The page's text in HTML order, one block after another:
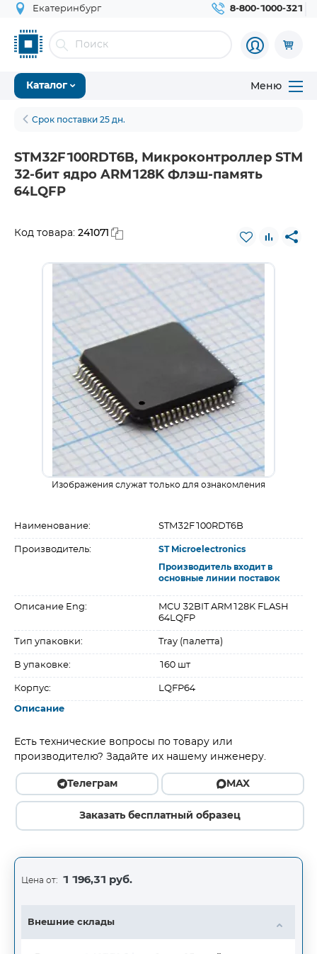
Екатеринбург 8-800-1000-321
Каталог Меню
Срок поставки 25 дн.
STM32F100RDT6B, Микроконтроллер STM
32-бит ядро ARM128K Флэш-память
64LQFP
Код товара: 241071
Изображения служат только для ознакомления
Наименование: STM32F100RDT6B
Производитель: ST Microelectronics
Производитель входит в
основные линии поставок
Описание Eng:
MCU 32BIT ARM128K FLASH
64LQFP
Тип упаковки: Tray (палетта)
В упаковке: 160 шт
Корпус: LQFP64
Описание
Есть технические вопросы по товару или
производителю? Задайте их нашему инженеру.
Телеграм MAX
Заказать бесплатный образец
Цена от: 1 196,31 руб.
Внешние склады